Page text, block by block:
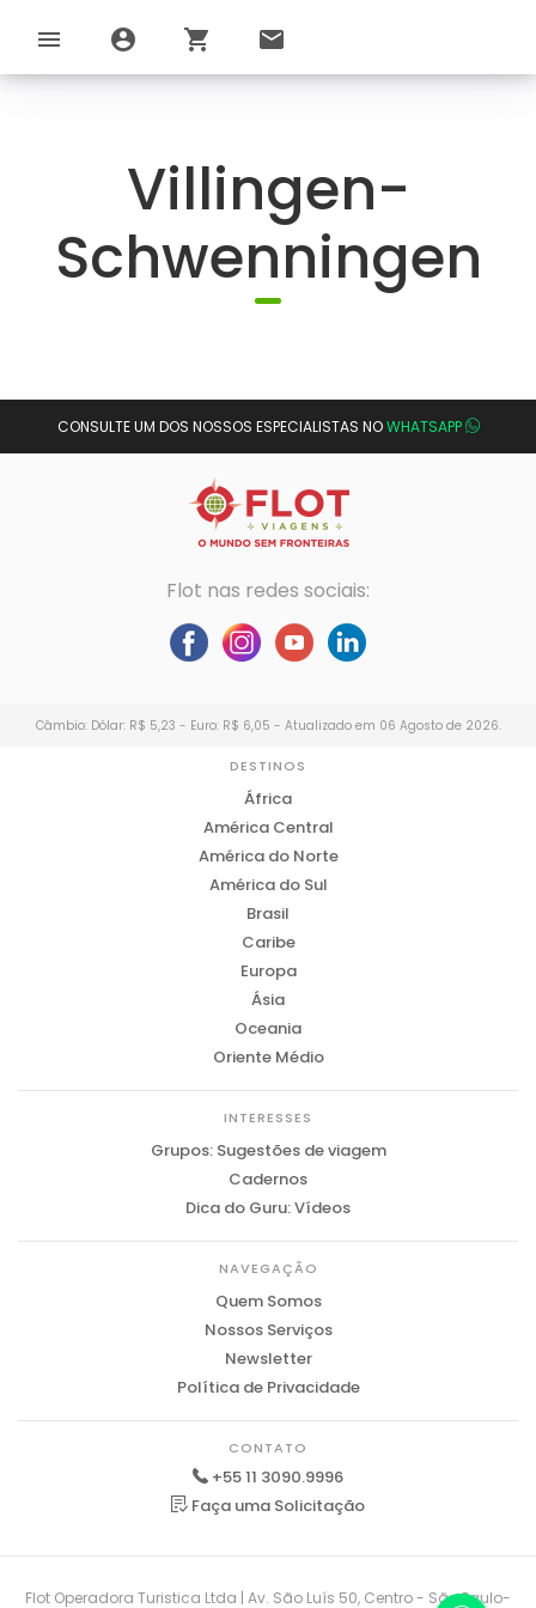
menu account_circle shopping_cart email
Villingen-
Schwenningen
CONSULTE UM DOS NOSSOS ESPECIALISTAS NOWHATSAPP
Flot nas redes sociais:
Câmbio: Dólar: R$ 5,23 - Euro: R$ 6,05 - Atualizado em 06 Agosto de 2026.
DESTINOS
África
América Central
América do Norte
América do Sul
Brasil
Caribe
Europa
Ásia
Oceania
Oriente Médio
INTERESSES
Grupos: Sugestões de viagem
Cadernos
Dica do Guru: Vídeos
NAVEGAÇÃO
Quem Somos
Nossos Serviços
Newsletter
Política de Privacidade
CONTATO
+55 11 3090.9996
Faça uma Solicitação
Flot Operadora Turistica Ltda | Av. São Luís 50, Centro - São Paulo-